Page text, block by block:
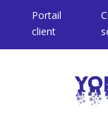
Portail
client